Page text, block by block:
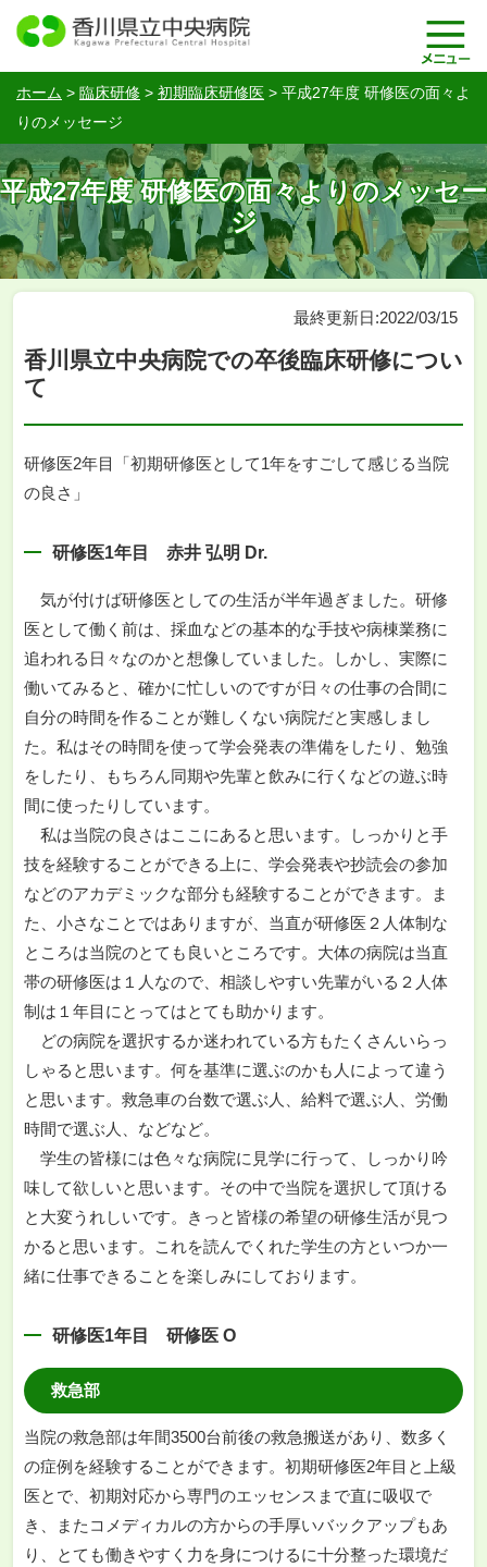
ホーム > 臨床研修 > 初期臨床研修医 > 平成27年度 研修医の面々よ
りのメッセージ
平成27年度 研修医の面々よりのメッセー
ジ
最終更新日:2022/03/15
香川県立中央病院での卒後臨床研修につい
て
研修医2年目「初期研修医として1年をすごして感じる当院
の良さ」
研修医1年目 赤井 弘明 Dr.
気が付けば研修医としての生活が半年過ぎました。研修
医として働く前は、採血などの基本的な手技や病棟業務に
追われる日々なのかと想像していました。しかし、実際に
働いてみると、確かに忙しいのですが日々の仕事の合間に
自分の時間を作ることが難しくない病院だと実感しまし
た。私はその時間を使って学会発表の準備をしたり、勉強
をしたり、もちろん同期や先輩と飲みに行くなどの遊ぶ時
間に使ったりしています。
私は当院の良さはここにあると思います。しっかりと手
技を経験することができる上に、学会発表や抄読会の参加
などのアカデミックな部分も経験することができます。ま
た、小さなことではありますが、当直が研修医２人体制な
ところは当院のとても良いところです。大体の病院は当直
帯の研修医は１人なので、相談しやすい先輩がいる２人体
制は１年目にとってはとても助かります。
どの病院を選択するか迷われている方もたくさんいらっ
しゃると思います。何を基準に選ぶのかも人によって違う
と思います。救急車の台数で選ぶ人、給料で選ぶ人、労働
時間で選ぶ人、などなど。
学生の皆様には色々な病院に見学に行って、しっかり吟
味して欲しいと思います。その中で当院を選択して頂ける
と大変うれしいです。きっと皆様の希望の研修生活が見つ
かると思います。これを読んでくれた学生の方といつか一
緒に仕事できることを楽しみにしております。
研修医1年目 研修医 O
救急部
当院の救急部は年間3500台前後の救急搬送があり、数多く
の症例を経験することができます。初期研修医2年目と上級
医とで、初期対応から専門のエッセンスまで直に吸収で
き、またコメディカルの方からの手厚いバックアップもあ
り、とても働きやすく力を身につけるに十分整った環境だ